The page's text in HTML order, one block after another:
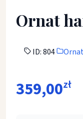
Ornat
ID: 804
359,00zł